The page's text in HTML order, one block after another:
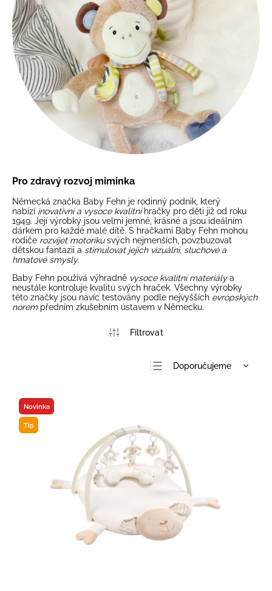
Pro zdravý rozvoj miminka
Německá značka Baby Fehn je rodinný podnik, který
nabízí inovativní a vysoce kvalitní hračky pro děti již od roku
1949. Její výrobky jsou velmi jemné, krásné a jsou ideálním
dárkem pro každé malé dítě. S hračkami Baby Fehn mohou
rodiče rozvíjet motoriku svých nejmenších, povzbuzovat
dětskou fantazii a stimulovat jejich vizuální, sluchové a
hmatové smysly.
Baby Fehn používá výhradně vysoce kvalitní materiály a
neustále kontroluje kvalitu svých hraček. Všechny výrobky
této značky jsou navíc testovány podle nejvyšších evropských
norem předním zkušebním ústavem v Německu.
Doporučujeme
Abecedně
Novinka
Tip